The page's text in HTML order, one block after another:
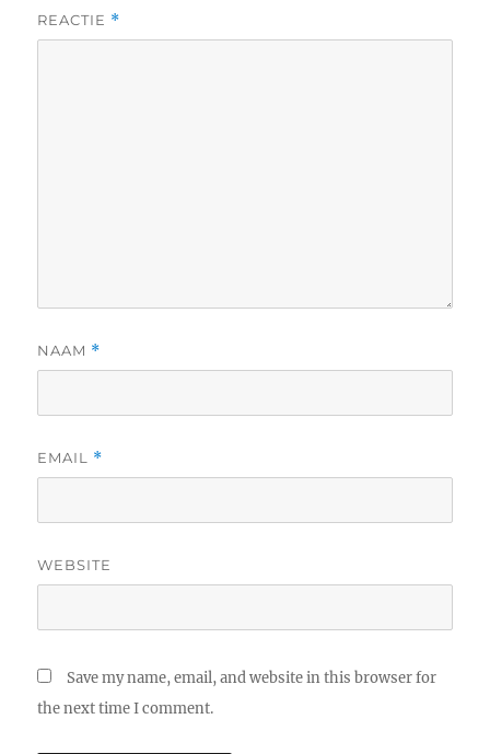
REACTIE *
NAAM *
EMAIL *
WEBSITE
Save my name, email, and website in this browser for
the next time I comment.